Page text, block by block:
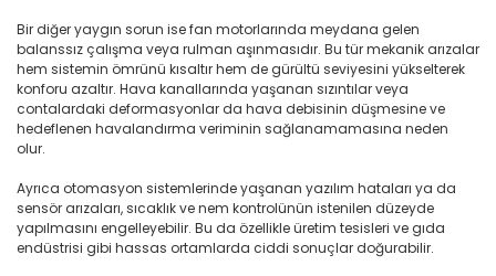
Bir diğer yaygın sorun ise fan motorlarında meydana gelen
balanssız çalışma veya rulman aşınmasıdır. Bu tür mekanik arızalar
hem sistemin ömrünü kısaltır hem de gürültü seviyesini yükselterek
konforu azaltır. Hava kanallarında yaşanan sızıntılar veya
contalardaki deformasyonlar da hava debisinin düşmesine ve
hedeflenen havalandırma veriminin sağlanamamasına neden
olur.
Ayrıca otomasyon sistemlerinde yaşanan yazılım hataları ya da
sensör arızaları, sıcaklık ve nem kontrolünün istenilen düzeyde
yapılmasını engelleyebilir. Bu da özellikle üretim tesisleri ve gıda
endüstrisi gibi hassas ortamlarda ciddi sonuçlar doğurabilir.